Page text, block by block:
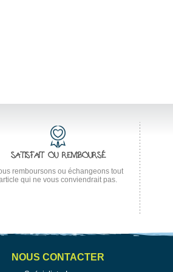
SATISFAIT OU REMBOURSÉ
remboursons ou échangeons tout
qui ne vous conviendrait pas.
NOUS CONTACTER